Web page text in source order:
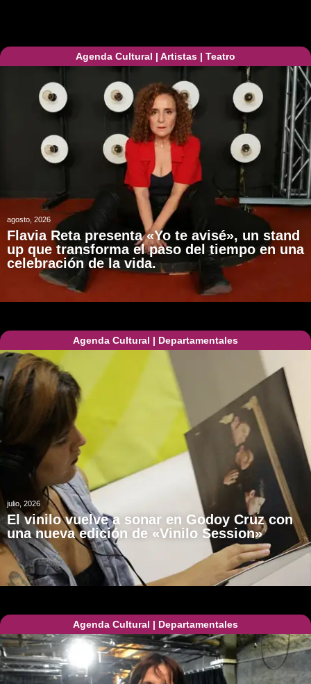
Agenda Cultural | Artistas | Teatro
agosto, 2026
Flavia Reta presenta «Yo te avisé», un stand
up que transforma el paso del tiempo en una
celebración de la vida.
Agenda Cultural | Departamentales
julio, 2026
El vinilo vuelve a sonar en Godoy Cruz con
una nueva edición de «Vinilo Session»
Agenda Cultural | Departamentales